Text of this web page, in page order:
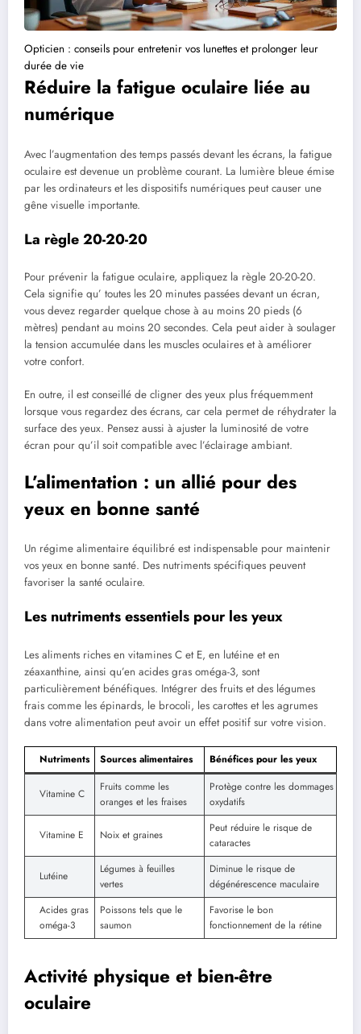
Opticien : conseils pour entretenir vos lunettes et prolonger leur
durée de vie
Réduire la fatigue oculaire liée au
numérique
Avec l’augmentation des temps passés devant les écrans, la fatigue
oculaire est devenue un problème courant. La lumière bleue émise
par les ordinateurs et les dispositifs numériques peut causer une
gêne visuelle importante.
La règle 20-20-20
Pour prévenir la fatigue oculaire, appliquez la règle 20-20-20.
Cela signifie qu’ toutes les 20 minutes passées devant un écran,
vous devez regarder quelque chose à au moins 20 pieds (6
mètres) pendant au moins 20 secondes. Cela peut aider à soulager
la tension accumulée dans les muscles oculaires et à améliorer
votre confort.
En outre, il est conseillé de cligner des yeux plus fréquemment
lorsque vous regardez des écrans, car cela permet de réhydrater la
surface des yeux. Pensez aussi à ajuster la luminosité de votre
écran pour qu’il soit compatible avec l’éclairage ambiant.
L’alimentation : un allié pour des
yeux en bonne santé
Un régime alimentaire équilibré est indispensable pour maintenir
vos yeux en bonne santé. Des nutriments spécifiques peuvent
favoriser la santé oculaire.
Les nutriments essentiels pour les yeux
Les aliments riches en vitamines C et E, en lutéine et en
zéaxanthine, ainsi qu’en acides gras oméga-3, sont
particulièrement bénéfiques. Intégrer des fruits et des légumes
frais comme les épinards, le brocoli, les carottes et les agrumes
dans votre alimentation peut avoir un effet positif sur votre vision.
Nutriments Sources alimentaires Bénéfices pour les yeux
Vitamine C
Fruits comme les
oranges et les fraises
Protège contre les dommages
oxydatifs
Vitamine E Noix et graines
Peut réduire le risque de
cataractes
Lutéine
Légumes à feuilles
vertes
Diminue le risque de
dégénérescence maculaire
Acides gras
oméga-3
Poissons tels que le
saumon
Favorise le bon
fonctionnement de la rétine
Activité physique et bien-être
oculaire